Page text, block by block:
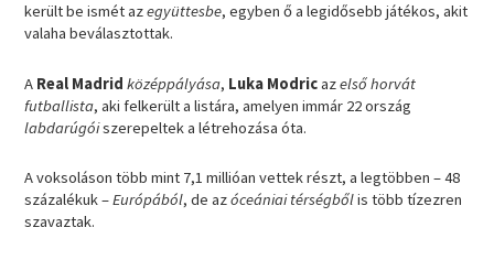
került be ismét azegyüttesbe, egyben ő a legidősebb játékos, akit
valaha beválasztottak.
A Real Madrid középpályása, Luka Modricazelső horvát
futballista, aki felkerült a listára, amelyen immár 22 ország
labdarúgóiszerepeltek a létrehozása óta.
A voksoláson több mint 7,1 millióan vettek részt, a legtöbben – 48
százalékuk –Európából, de azóceániai térségbőlis több tízezren
szavaztak.